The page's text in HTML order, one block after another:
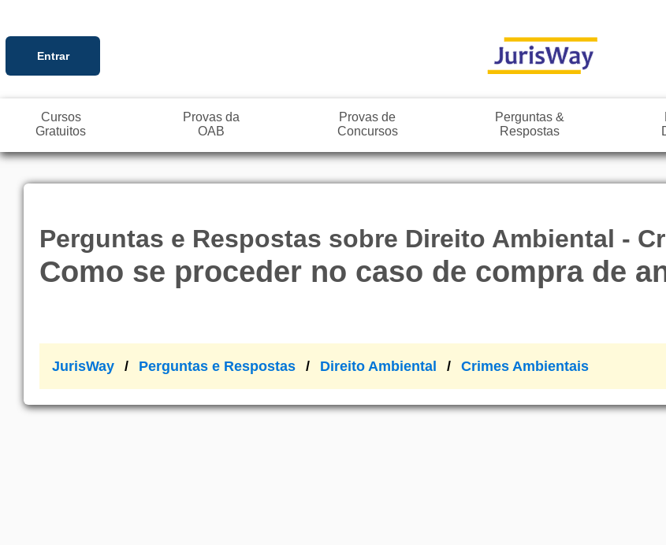
Entrar
Cursos
Gratuitos
Provas da
OAB
Provas de
Concursos
Perguntas &
Respostas
Perguntas e Respostas sobre Direito Ambiental -
Como se proceder no caso de compra de
JurisWay Perguntas e Respostas Direito Ambiental Crimes Ambientais